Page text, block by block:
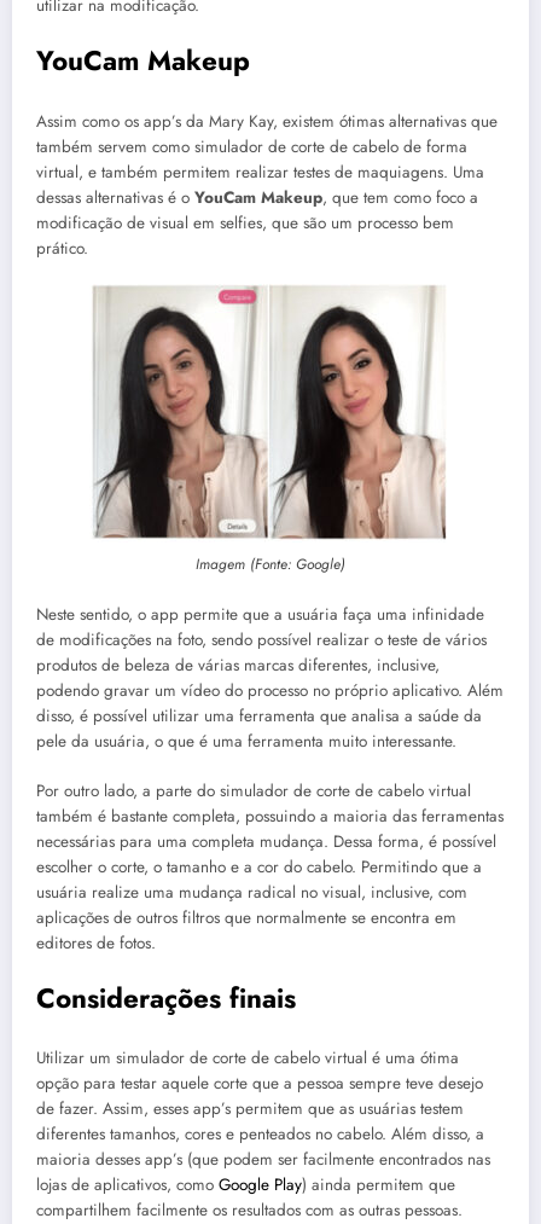
utilizar na modificação.
YouCam Makeup
Assim como os app’s da Mary Kay, existem ótimas alternativas que
também servem como simulador de corte de cabelo de forma
virtual, e também permitem realizar testes de maquiagens. Uma
dessas alternativas é o YouCam Makeup, que tem como foco a
modificação de visual em selfies, que são um processo bem
prático.
Imagem (Fonte: Google)
Neste sentido, o app permite que a usuária faça uma infinidade
de modificações na foto, sendo possível realizar o teste de vários
produtos de beleza de várias marcas diferentes, inclusive,
podendo gravar um vídeo do processo no próprio aplicativo. Além
disso, é possível utilizar uma ferramenta que analisa a saúde da
pele da usuária, o que é uma ferramenta muito interessante.
Por outro lado, a parte do simulador de corte de cabelo virtual
também é bastante completa, possuindo a maioria das ferramentas
necessárias para uma completa mudança. Dessa forma, é possível
escolher o corte, o tamanho e a cor do cabelo. Permitindo que a
usuária realize uma mudança radical no visual, inclusive, com
aplicações de outros filtros que normalmente se encontra em
editores de fotos.
Considerações finais
Utilizar um simulador de corte de cabelo virtual é uma ótima
opção para testar aquele corte que a pessoa sempre teve desejo
de fazer. Assim, esses app’s permitem que as usuárias testem
diferentes tamanhos, cores e penteados no cabelo. Além disso, a
maioria desses app’s (que podem ser facilmente encontrados nas
lojas de aplicativos, como Google Play) ainda permitem que
compartilhem facilmente os resultados com as outras pessoas.